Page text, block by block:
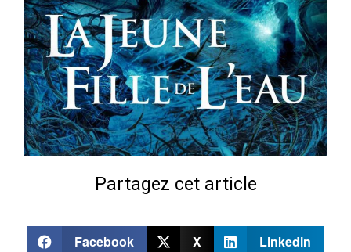
Partagez cet article
Facebook X
Linkedin